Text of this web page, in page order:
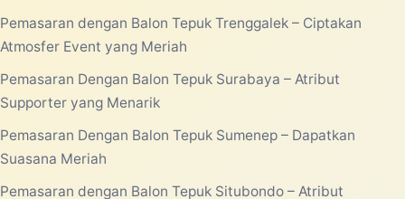
Pemasaran dengan Balon Tepuk Trenggalek – Ciptakan
Atmosfer Event yang Meriah
Pemasaran Dengan Balon Tepuk Surabaya – Atribut
Supporter yang Menarik
Pemasaran Dengan Balon Tepuk Sumenep – Dapatkan
Suasana Meriah
Pemasaran dengan Balon Tepuk Situbondo – Atribut